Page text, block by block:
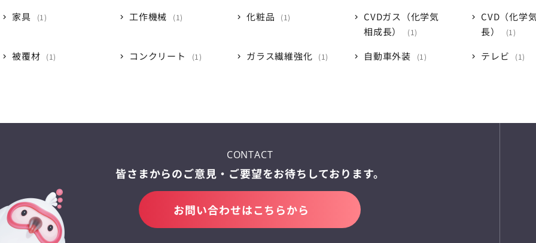
家具 1 工作機械 1 化粧品 1
CVDガス（化学気
相成長）
1
CVD（化学
長）
1
被覆材 1 コンクリート 1 ガラス繊維強化 1 自動車外装 1 テレビ 1
CONTACT
皆さまからのご意見・ご要望をお待ちしております。
お問い合わせはこちらから